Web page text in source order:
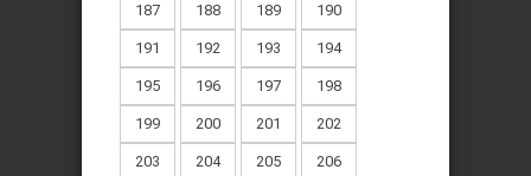
187 188 189 190
191 192 193 194
195 196 197 198
199 200 201 202
203 204 205 206